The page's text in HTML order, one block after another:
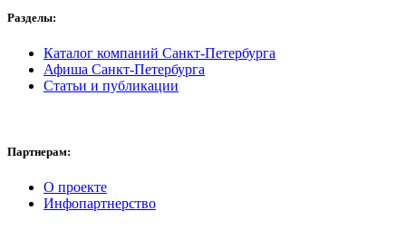
Разделы:
Каталог компаний Санкт-Петербурга
Афиша Санкт-Петербурга
Статьи и публикации
Партнерам:
О проекте
Инфопартнерство